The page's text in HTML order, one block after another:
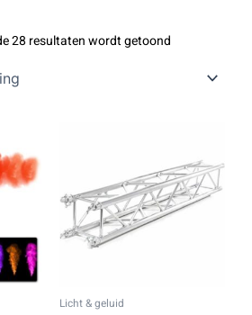
28 resultaten wordt getoond
Licht & geluid